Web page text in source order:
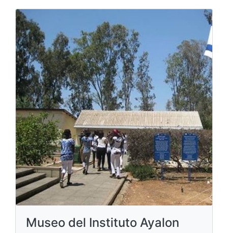
Museo del Instituto Ayalon